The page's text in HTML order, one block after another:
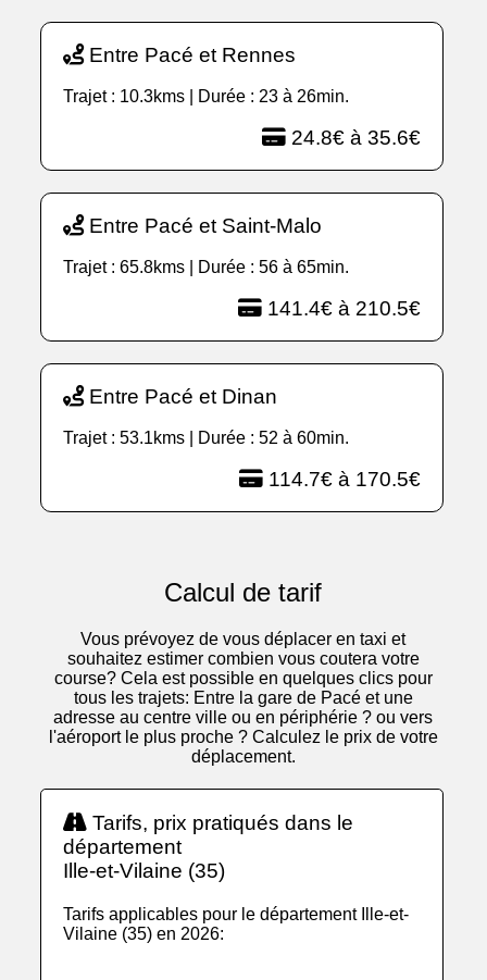
Entre Pacé et Rennes
Trajet : 10.3kms | Durée : 23 à 26min.
24.8€ à 35.6€
Entre Pacé et Saint-Malo
Trajet : 65.8kms | Durée : 56 à 65min.
141.4€ à 210.5€
Entre Pacé et Dinan
Trajet : 53.1kms | Durée : 52 à 60min.
114.7€ à 170.5€
Calcul de tarif
Vous prévoyez de vous déplacer en taxi et
souhaitez estimer combien vous coutera votre
course? Cela est possible en quelques clics pour
tous les trajets: Entre la gare de Pacé et une
adresse au centre ville ou en périphérie ? ou vers
l'aéroport le plus proche ? Calculez le prix de votre
déplacement.
Tarifs, prix pratiqués dans le
département
Ille-et-Vilaine (35)
Tarifs applicables pour le département Ille-et-
Vilaine (35) en 2026: